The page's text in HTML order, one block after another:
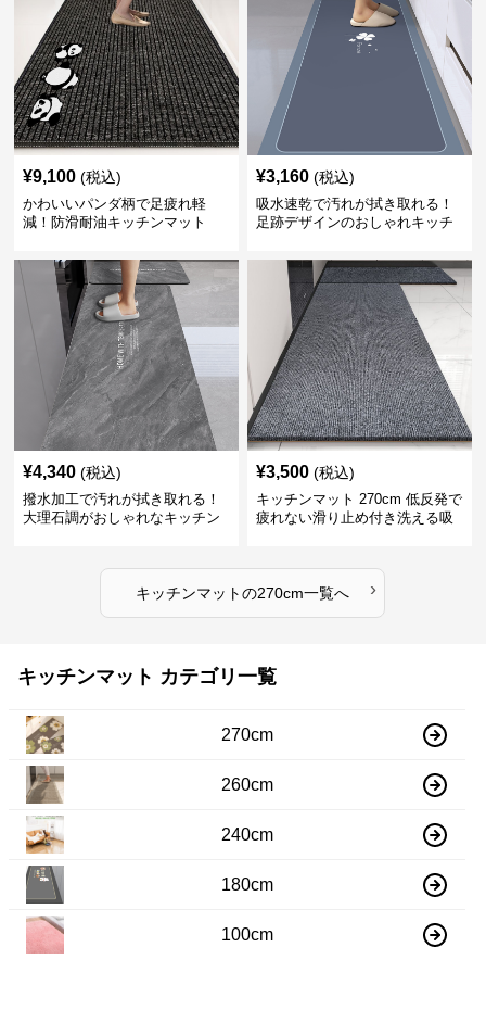
¥9,100 (税込)
かわいいパンダ柄で足疲れ軽
減！防滑耐油キッチンマット
¥3,160 (税込)
吸水速乾で汚れが拭き取れる！
足跡デザインのおしゃれキッチ
¥4,340 (税込)
撥水加工で汚れが拭き取れる！
大理石調がおしゃれなキッチン
¥3,500 (税込)
キッチンマット 270cm 低反発で
疲れない滑り止め付き洗える吸
キッチンマットの270cm一覧へ ›
キッチンマット カテゴリ一覧
270cm
260cm
240cm
180cm
100cm